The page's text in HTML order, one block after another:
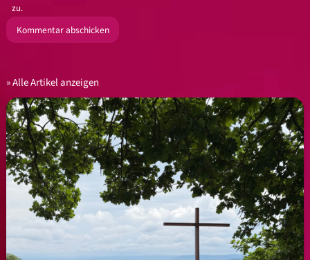
zu.
Alle Artikel anzeigen